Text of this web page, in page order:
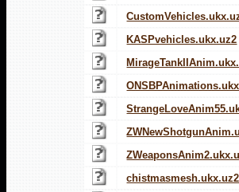
KASPvehicles.ukx.uz2
chistmasmesh.ukx.uz2